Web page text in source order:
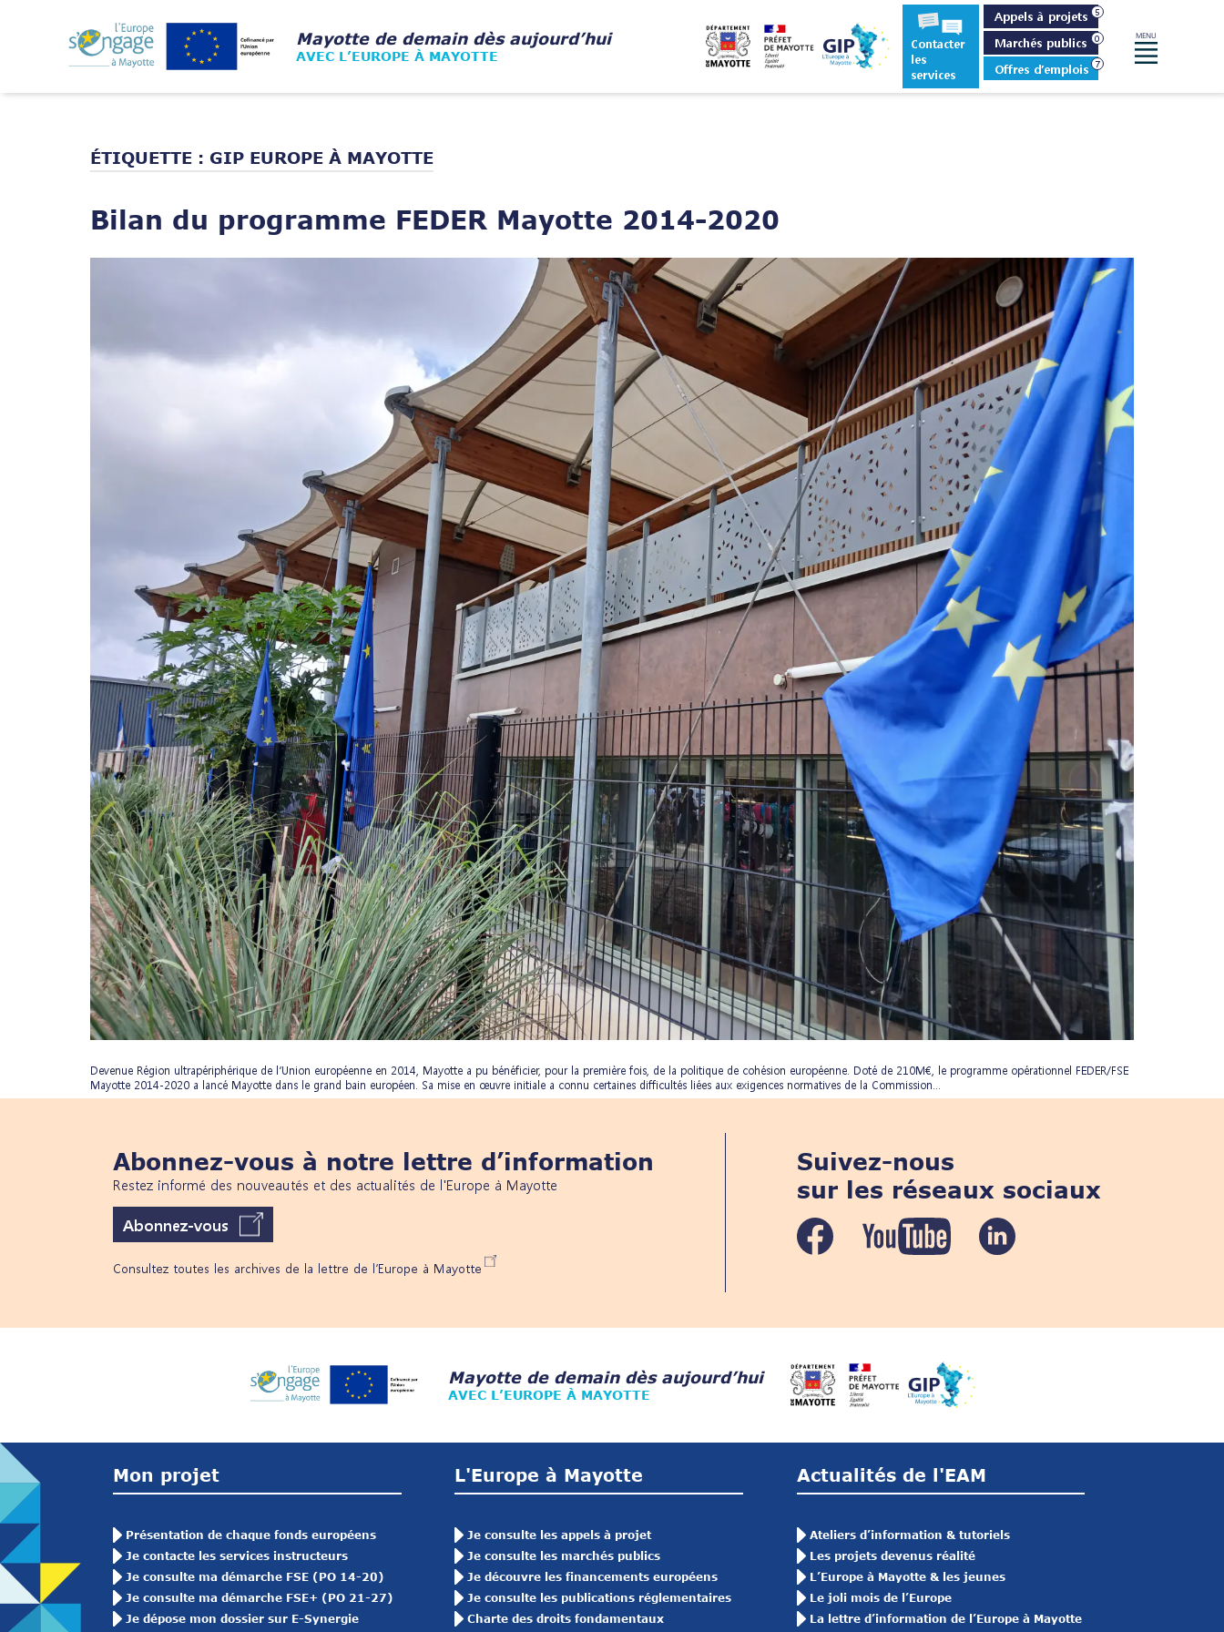
Home
MENU
Menu
Mayotte de demain dès aujourd’hui
AVEC L’EUROPE À MAYOTTE
Contacter
les
services
Appels à projets
Marchés publics
Offres d’emplois
ÉTIQUETTE : GIP EUROPE À MAYOTTE
Bilan du programme FEDER Mayotte 2014-2020
Open post
Devenue Région ultrapériphérique de l’Union européenne en 2014, Mayotte a pu bénéficier, pour la première fois, de la politique de cohésion européenne. Doté de 210M€, le programme opérationnel FEDER/FSE
Mayotte 2014-2020 a lancé Mayotte dans le grand bain européen. Sa mise en œuvre initiale a connu certaines difficultés liées aux exigences normatives de la Commission...
Abonnez-vous à notre lettre d’information
Restez informé des nouveautés et des actualités de l'Europe à Mayotte
Abonnez-vous
Consultez toutes les archives de la lettre de l’Europe à Mayotte
Suivez-nous
sur les réseaux sociaux
Mayotte de demain dès aujourd’hui
AVEC L’EUROPE À MAYOTTE
Mon projet
Présentation de chaque fonds européens
Je contacte les services instructeurs
Je consulte ma démarche FSE (PO 14-20)
Je consulte ma démarche FSE+ (PO 21-27)
Je dépose mon dossier sur E-Synergie
L'Europe à Mayotte
Je consulte les appels à projet
Je consulte les marchés publics
Je découvre les financements européens
Je consulte les publications réglementaires
Charte des droits fondamentaux
Actualités de l'EAM
Ateliers d’information & tutoriels
Les projets devenus réalité
L’Europe à Mayotte & les jeunes
Le joli mois de l’Europe
La lettre d’information de l’Europe à Mayotte